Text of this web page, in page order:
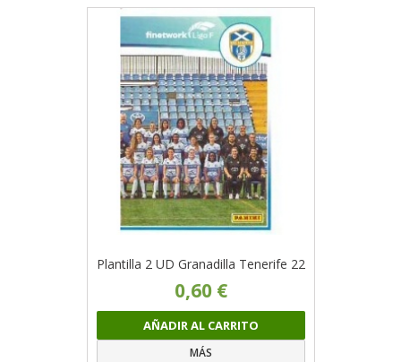
Plantilla 2 UD Granadilla Tenerife 22
0,60 €
AÑADIR AL CARRITO
MÁS